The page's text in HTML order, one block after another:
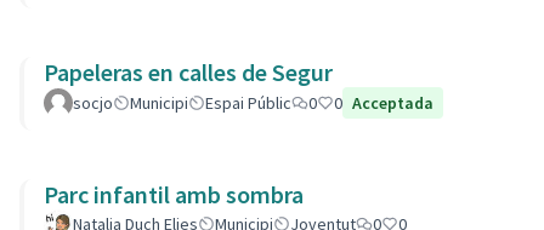
Papeleras en calles de Segur
socjo Municipi Espai Públic 0 0 Acceptada
Parc infantil amb sombra
Natalia Duch Elies Municipi Joventut 0
0